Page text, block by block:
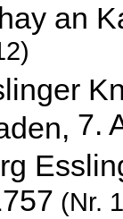
an
7.
(Nr.